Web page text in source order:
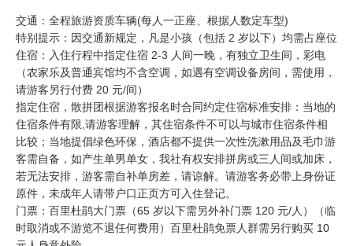
交通：全程旅游资质车辆(每人一正座、根据人数定车型)
特别提示：因交通新规定，凡是小孩（包括 2 岁以下）均需占座位
住宿：入住行程中指定住宿 2-3 人间一晚，有独立卫生间，彩电
（农家乐及普通宾馆均不含空调，如遇有空调设备房间，需使用，
请游客另行付费 20 元/间）
指定住宿，散拼团根据游客报名时合同约定住宿标准安排：当地的
住宿条件有限,请游客理解，其住宿条件不可以与城市住宿条件相
比较；当地提倡绿色环保，酒店都不提供一次性洗漱用品及毛巾游
客需自备，如产生单男单女，我社有权安排拼房或三人间或加床，
若无法安排，游客需自补单房差，请谅解。请游客务必带上身份证
原件，未成年人请带户口正页方可入住登记。
门票：百里杜鹃大门票（65 岁以下需另外补门票 120 元/人）（临
时取消或不游览不退任何费用）百里杜鹃免票人群需另行购买 10